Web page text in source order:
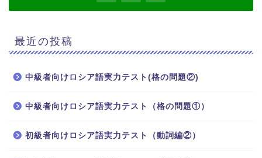
最近の投稿
中級者向けロシア語実力テスト(格の問題②)
中級者向けロシア語実力テスト（格の問題①）
初級者向けロシア語実力テスト（動詞編②）
ホーム